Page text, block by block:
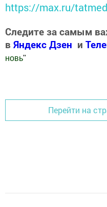
https://max.ru/
Следите за самым
в Яндекс Дзен и
новь"
Перейти на